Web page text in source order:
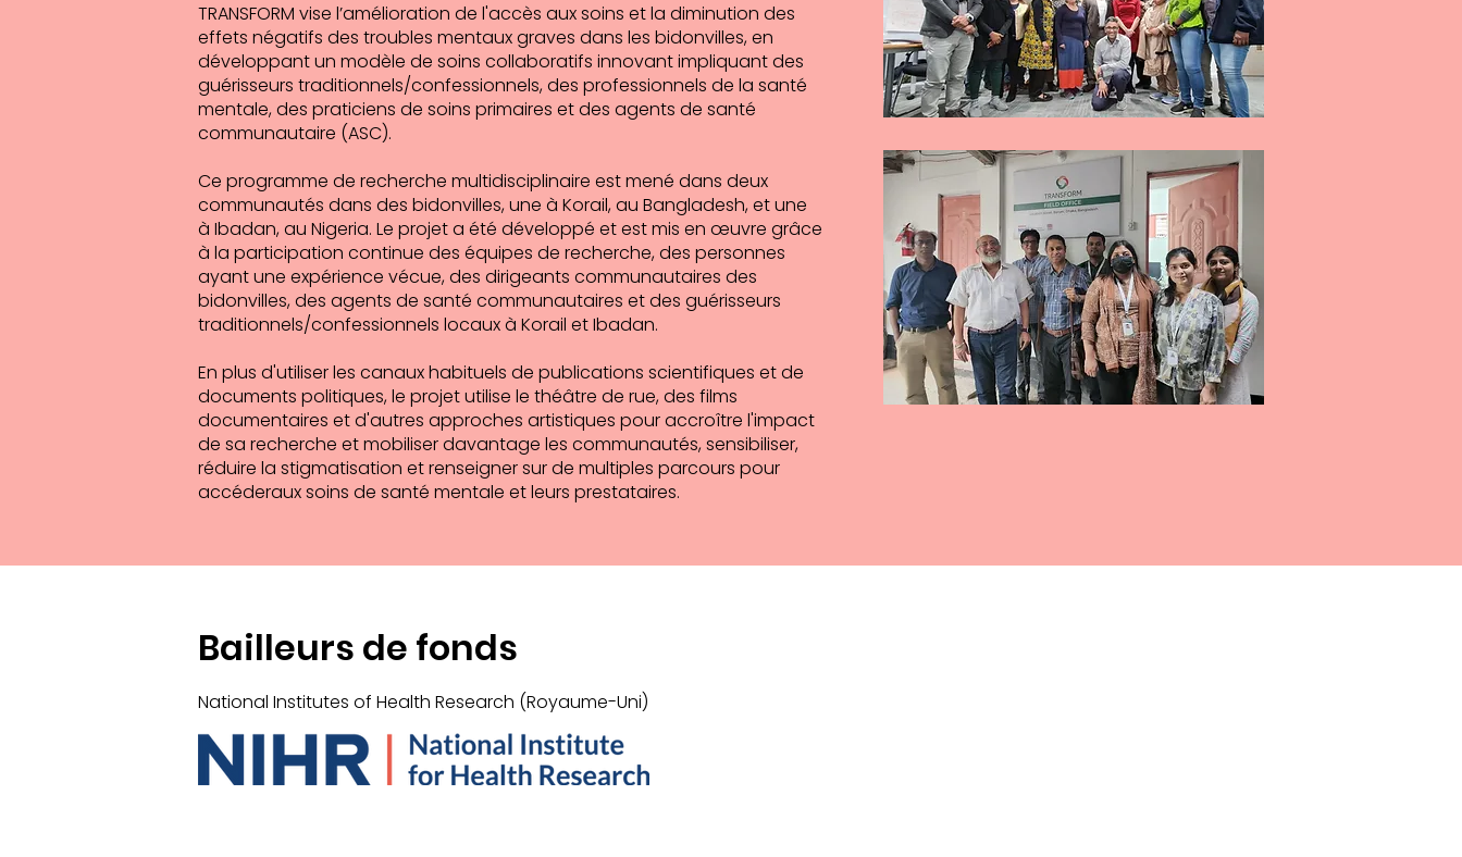
TRANSFORM vise l’amélioration de l'accès aux soins et la diminution des
effets négatifs des troubles mentaux graves dans les bidonvilles, en
développant un modèle de soins collaboratifs innovant impliquant des
guérisseurs traditionnels/confessionnels, des professionnels de la santé
mentale, des praticiens de soins primaires et des agents de santé
communautaire (ASC).
Ce programme de recherche multidisciplinaire est mené dans deux
communautés dans des bidonvilles, une à Korail, au Bangladesh, et une
à Ibadan, au Nigeria. Le projet a été développé et est mis en œuvre grâce
à la participation continue des équipes de recherche, des personnes
ayant une expérience vécue, des dirigeants communautaires des
bidonvilles, des agents de santé communautaires et des guérisseurs
traditionnels/confessionnels locaux à Korail et Ibadan.
En plus d'utiliser les canaux habituels de publications scientifiques et de
documents politiques, le projet utilise le théâtre de rue, des films
documentaires et d'autres approches artistiques pour accroître l'impact
de sa recherche et mobiliser davantage les communautés, sensibiliser,
réduire la stigmatisation et renseigner sur de multiples parcours pour
accéderaux soins de santé mentale et leurs prestataires.
Bailleurs de fonds
National Institutes of Health Research (Royaume-Uni)